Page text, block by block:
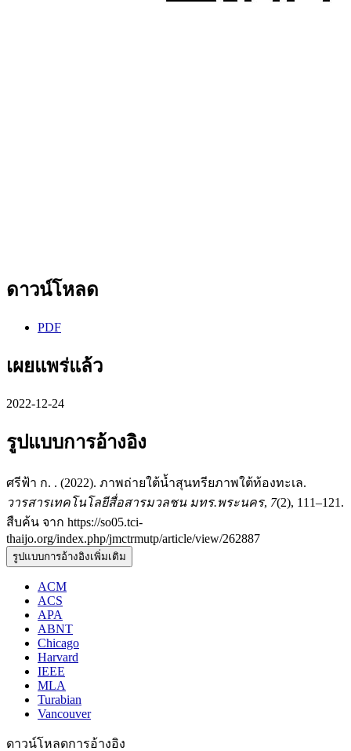
ดาวน์โหลด
PDF
เผยแพร่แล้ว
2022-12-24
รูปแบบการอ้างอิง
ศรีฟ้า ก. . (2022). ภาพถ่ายใต้น้ำสุนทรียภาพใต้ท้องทะเล.
วารสารเทคโนโลยีสื่อสารมวลชน มทร.พระนคร, 7(2), 111–121.
สืบค้น จาก https://so05.tci-
thaijo.org/index.php/jmctrmutp/article/view/262887
รูปแบบการอ้างอิงเพิ่มเติม
ACM
ACS
APA
ABNT
Chicago
Harvard
IEEE
MLA
Turabian
Vancouver
ดาวน์โหลดการอ้างอิง